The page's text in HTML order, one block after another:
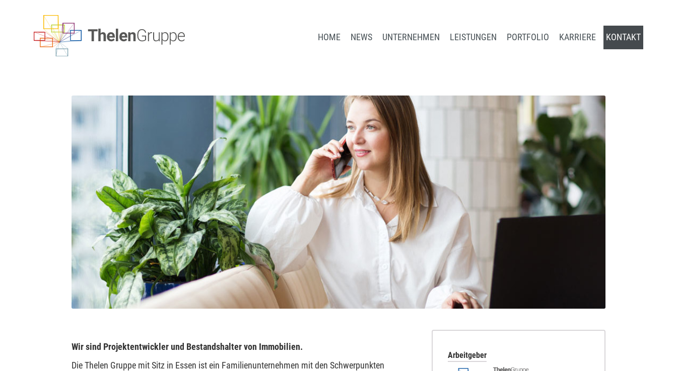
HOME NEWS UNTERNEHMEN LEISTUNGEN PORTFOLIO KARRIERE KONTAKT
Wir sind Projektentwickler und Bestandshalter von Immobilien.
Die Thelen Gruppe mit Sitz in Essen ist ein Familienunternehmen mit den Schwerpunkten
Arbeitgeber